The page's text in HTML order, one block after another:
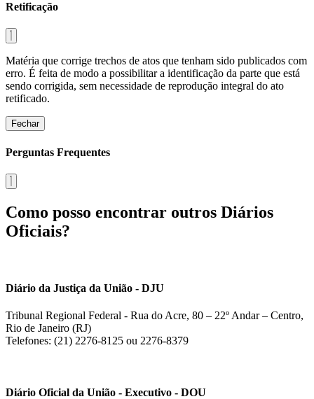
Retificação
Matéria que corrige trechos de atos que tenham sido publicados com
erro. É feita de modo a possibilitar a identificação da parte que está
sendo corrigida, sem necessidade de reprodução integral do ato
retificado.
Fechar
Perguntas Frequentes
Como posso encontrar outros Diários
Oficiais?
Diário da Justiça da União - DJU
Tribunal Regional Federal - Rua do Acre, 80 – 22º Andar – Centro,
Rio de Janeiro (RJ)
Telefones: (21) 2276-8125 ou 2276-8379
Diário Oficial da União - Executivo - DOU